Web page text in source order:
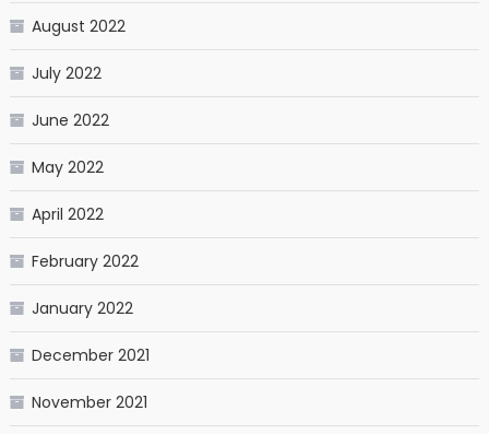
August 2022
July 2022
June 2022
May 2022
April 2022
February 2022
January 2022
December 2021
November 2021